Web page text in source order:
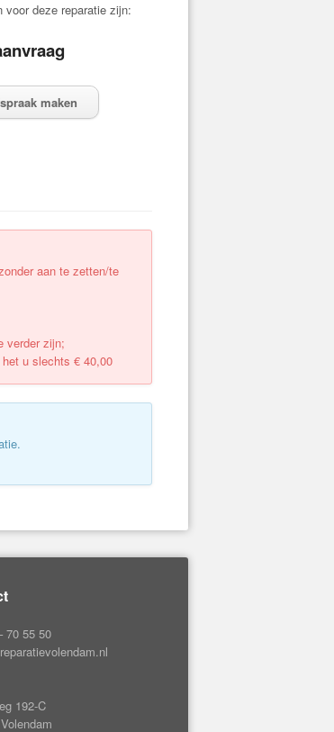
voor deze reparatie zijn:
maken
aan te zetten/te
verder zijn;
u slechts € 40,00
70 55 50
192-C